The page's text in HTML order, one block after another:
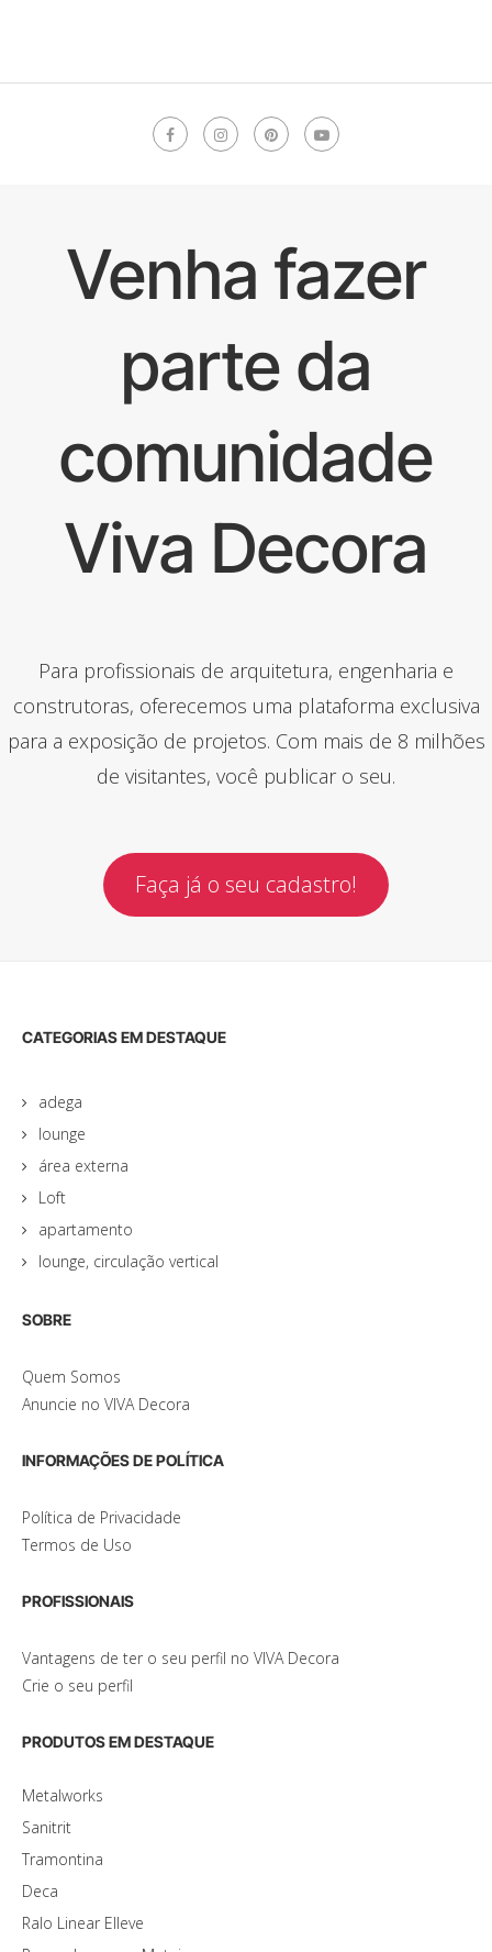
Venha fazer
parte da
comunidade
Viva Decora
Para profissionais de arquitetura, engenharia e
construtoras, oferecemos uma plataforma exclusiva
para a exposição de projetos. Com mais de 8 milhões
de visitantes, você publicar o seu.
Faça já o seu cadastro!
CATEGORIAS EM DESTAQUE
adega
lounge
área externa
Loft
apartamento
lounge, circulação vertical
SOBRE
Quem Somos
Anuncie no VIVA Decora
INFORMAÇÕES DE POLÍTICA
Política de Privacidade
Termos de Uso
PROFISSIONAIS
Vantagens de ter o seu perfil no VIVA Decora
Crie o seu perfil
PRODUTOS EM DESTAQUE
Metalworks
Sanitrit
Tramontina
Deca
Ralo Linear Elleve